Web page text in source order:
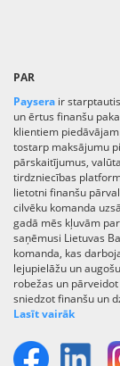
PAR
Paysera ir
un ērtus finanšu
klientiem
tostarp maksājumu
pārskaitījumus,
tirdzniecības
lietotni finanšu
cilvēku komanda
gadā mēs kļuvām
saņēmusi Lietuvas
komanda, kas
lejupielāžu un
robežas un
sniedzot finanšu un
Lasīt vairāk